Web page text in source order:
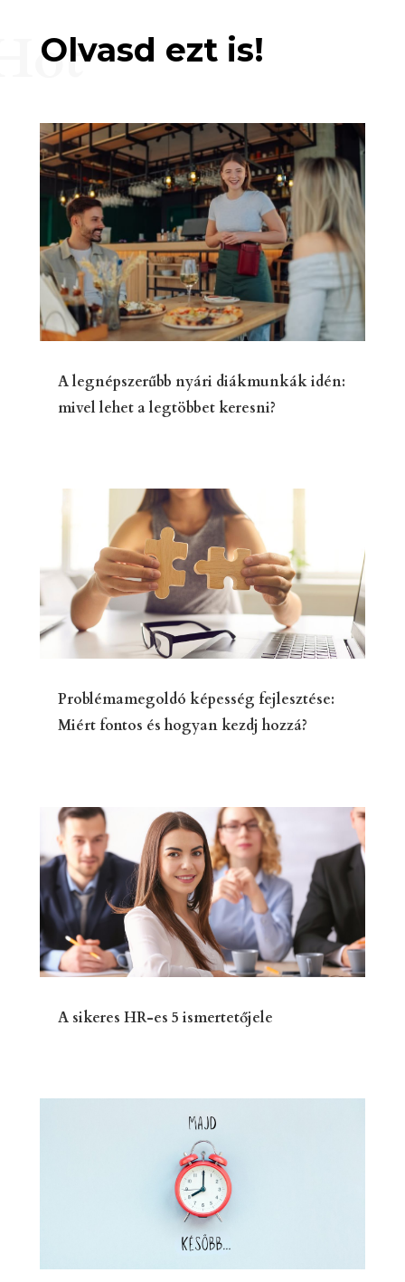
Olvasd ezt is!
A legnépszerűbb nyári diákmunkák idén:
mivel lehet a legtöbbet keresni?
Problémamegoldó képesség fejlesztése:
Miért fontos és hogyan kezdj hozzá?
A sikeres HR-es 5 ismertetőjele